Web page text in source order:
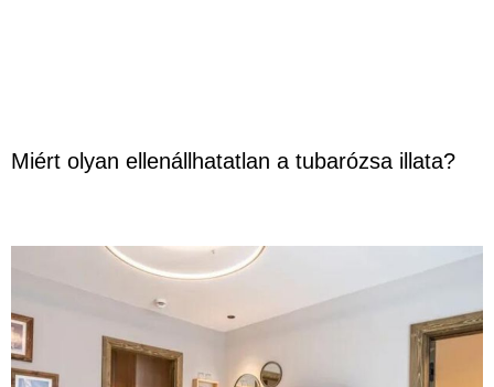
Miért olyan ellenállhatatlan a tubarózsa illata?